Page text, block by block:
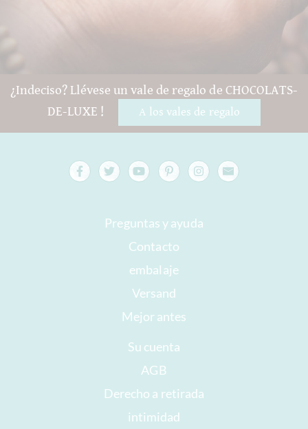
¿Indeciso? Llévese un vale de regalo de CHOCOLATS-
DE-LUXE !
A los vales de regalo
Preguntas y ayuda
Contacto
embalaje
Versand
Mejor antes
Su cuenta
AGB
Derecho a retirada
intimidad